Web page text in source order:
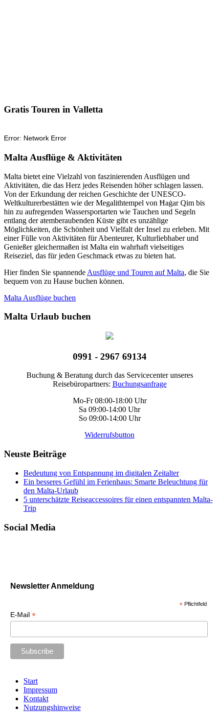
Gratis Touren in Valletta
Malta Ausflüge & Aktivitäten
Malta bietet eine Vielzahl von faszinierenden Ausflügen und
Aktivitäten, die das Herz jedes Reisenden höher schlagen lassen.
Von der Erkundung der reichen Geschichte der UNESCO-
Weltkulturerbestätten wie der Megalithtempel von Ħaġar Qim bis
hin zu aufregenden Wassersportarten wie Tauchen und Segeln
entlang der atemberaubenden Küste gibt es unzählige
Möglichkeiten, die Schönheit und Vielfalt der Insel zu erleben. Mit
einer Fülle von Aktivitäten für Abenteurer, Kulturliebhaber und
Genießer gleichermaßen ist Malta ein wahrhaft vielseitiges
Reiseziel, das für jeden Geschmack etwas zu bieten hat.
Hier finden Sie spannende Ausflüge und Touren auf Malta, die Sie
bequem von zu Hause buchen können.
Malta Ausflüge buchen
Malta Urlaub buchen
0991 - 2967 69134
Buchung & Beratung durch das Servicecenter unseres
Reisebüropartners: Buchungsanfrage
Mo-Fr 08:00-18:00 Uhr
Sa 09:00-14:00 Uhr
So 09:00-14:00 Uhr
Widerrufsbutton
Neuste Beiträge
Bedeutung von Entspannung im digitalen Zeitalter
Ein besseres Gefühl im Ferienhaus: Smarte Beleuchtung für
den Malta-Urlaub
5 unterschätzte Reiseaccessoires für einen entspannten Malta-
Trip
Social Media
Newsletter Anmeldung
* Pflichtfeld
E-Mail *
Start
Impressum
Kontakt
Nutzungshinweise